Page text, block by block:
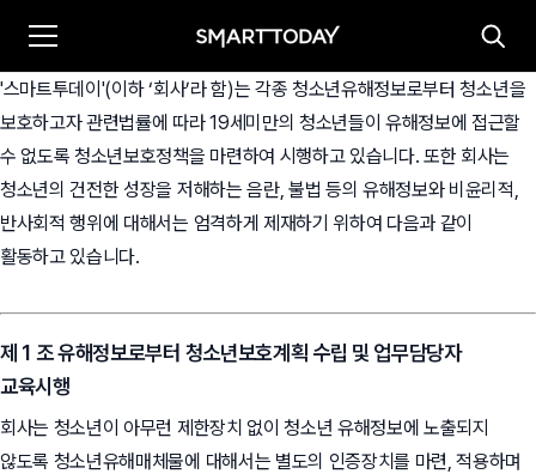
'스마트투데이'(이하 ‘회사’라 함)는 각종 청소년유해정보로부터 청소년을
보호하고자 관련법률에 따라 19세미만의 청소년들이 유해정보에 접근할
수 없도록 청소년보호정책을 마련하여 시행하고 있습니다. 또한 회사는
청소년의 건전한 성장을 저해하는 음란, 불법 등의 유해정보와 비윤리적,
반사회적 행위에 대해서는 엄격하게 제재하기 위하여 다음과 같이
활동하고 있습니다.
제 1 조 유해정보로부터 청소년보호계획 수립 및 업무담당자
교육시행
회사는 청소년이 아무런 제한장치 없이 청소년 유해정보에 노출되지
않도록 청소년유해매체물에 대해서는 별도의 인증장치를 마련, 적용하며